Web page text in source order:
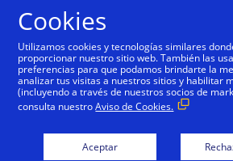
NOTAS DE PRENSA
Visa
recuperación
Cookies
Utilizamos cookies y tecnologías similares
proporcionar nuestro sitio web. También las
preferencias para que podamos brindarte la
analizar tus visitas a nuestros sitios y habilitar
(incluyendo a través de nuestros socios de
consulta nuestroAviso de Cookies.
Aceptar